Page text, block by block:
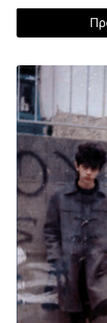
21,20 €.